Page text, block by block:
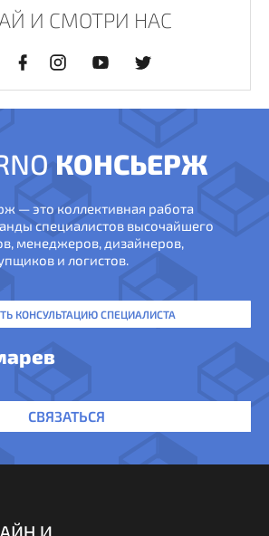
И СМОТРИ НАС
КОНСЬЕРЖ
— это коллективная работа
специалистов высочайшего
менеджеров, дизайнеров,
и логистов.
КОНСУЛЬТАЦИЮ СПЕЦИАЛИСТА
СВЯЗАТЬСЯ